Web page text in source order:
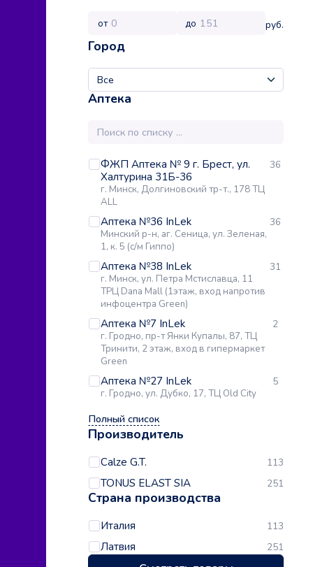
от до руб.
Город
Аптека
ФЖП Аптека № 9 г. Брест, ул.
Халтурина 31Б-36
г. Минск, Долгиновский тр-т., 178 ТЦ
ALL
36
Аптека №36 InLek
Минский р-н, аг. Сеница, ул. Зеленая,
1, к. 5 (с/м Гиппо)
36
Аптека №38 InLek
г. Минск, ул. Петра Мстиславца, 11
ТРЦ Dana Mall (1этаж, вход напротив
инфоцентра Green)
31
Аптека №7 InLek
г. Гродно, пр-т Янки Купалы, 87, ТЦ
Тринити, 2 этаж, вход в гипермаркет
Green
2
Аптека №27 InLek
г. Гродно, ул. Дубко, 17, ТЦ Old City
5
Полный список
Производитель
Calze G.T. 113
TONUS ELAST SIA 251
Страна производства
Италия 113
Латвия 251